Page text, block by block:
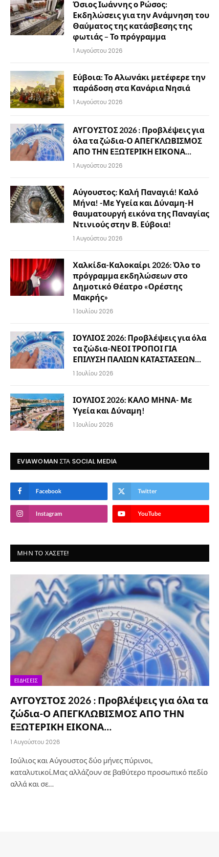
Όσιος Ιωάννης ο Ρώσος:
Εκδηλώσεις για την Ανάμνηση του
Θαύματος της κατάσβεσης της
φωτιάς – Το πρόγραμμα
1 Αυγούστου 2026
Εύβοια: Το Αλωνάκι μετέφερε την
παράδοση στα Κανάρια Νησιά
1 Αυγούστου 2026
ΑΥΓΟΥΣΤΟΣ 2026 : Προβλέψεις για
όλα τα ζώδια-Ο ΑΠΕΓΚΛΩΒΙΣΜΟΣ
ΑΠΟ ΤΗΝ ΕΞΩΤΕΡΙΚΗ ΕΙΚΟΝΑ…
1 Αυγούστου 2026
Αύγουστος: Καλή Παναγιά! Καλό
Μήνα! -Με Υγεία και Δύναμη-Η
θαυματουργή εικόνα της Παναγίας
Ντινιούς στην Β. Εύβοια!
1 Αυγούστου 2026
Χαλκίδα-Καλοκαίρι 2026: Όλο το
πρόγραμμα εκδηλώσεων στο
Δημοτικό Θέατρο «Ορέστης
Μακρής»
1 Ιουλίου 2026
ΙΟΥΛΙΟΣ 2026: Προβλέψεις για όλα
τα ζώδια-ΝΕΟΙ ΤΡΟΠΟΙ ΓΙΑ
ΕΠΙΛΥΣΗ ΠΑΛΙΩΝ ΚΑΤΑΣΤΑΣΕΩΝ…
1 Ιουλίου 2026
ΙΟΥΛΙΟΣ 2026: ΚΑΛΟ ΜΗΝΑ- Με
Υγεία και Δύναμη!
1 Ιουλίου 2026
EVIAWOMAN ΣΤΑ SOCIAL MEDIA
Facebook Twitter
Instagram YouTube
ΜΗΝ ΤΟ ΧΆΣΕΤΕ!
ΕΙΔΉΣΕΙΣ
ΑΥΓΟΥΣΤΟΣ 2026 : Προβλέψεις για όλα τα
ζώδια-Ο ΑΠΕΓΚΛΩΒΙΣΜΟΣ ΑΠΟ ΤΗΝ
ΕΞΩΤΕΡΙΚΗ ΕΙΚΟΝΑ…
1 Αυγούστου 2026
Ιούλιος και Αύγουστος δύο μήνες πύρινοι,
καταλυτικοί.Μας αλλάζουν σε βαθύτερο προσωπικό πεδίο
αλλά και σε…